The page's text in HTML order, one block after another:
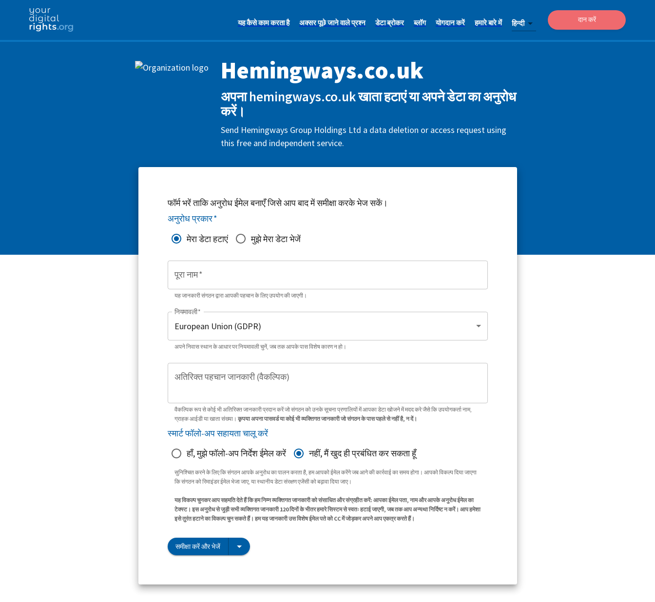
यह कैसे काम करता है अक्सर पूछे जाने वाले प्रश्न डेटा ब्रोकर ब्लॉग योगदान करें हमारे बारे में हिन्दी दान करें
Hemingways.co.uk
अपना hemingways.co.uk खाता हटाएं या अपने डेटा का अनुरोध
करें।
Send Hemingways Group Holdings Ltd a data deletion or access request using
this free and independent service.
फॉर्म भरें ताकि अनुरोध ईमेल बनाएँ जिसे आप बाद में समीक्षा करके भेज सकें।
अनुरोध प्रकार*
मेरा डेटा हटाएं
मुझे मेरा डेटा भेजें
पूरा नाम*
यह जानकारी संगठन द्वारा आपकी पहचान के लिए उपयोग की जाएगी।
नियमावली*
अपने निवास स्थान के आधार पर नियमावली चुनें, जब तक आपके पास विशेष कारण न हो।
अतिरिक्त पहचान जानकारी (वैकल्पिक)
वैकल्पिक रूप से कोई भी अतिरिक्त जानकारी प्रदान करें जो संगठन को उनके सूचना प्रणालियों में आपका डेटा खोजने में मदद करे जैसे कि उपयोगकर्ता नाम,
ग्राहक आईडी या खाता संख्या। कृपया अपना पासवर्ड या कोई भी व्यक्तिगत जानकारी जो संगठन के पास पहले से नहीं है, न दें।
स्मार्ट फॉलो-अप सहायता चालू करें
हाँ, मुझे फॉलो-अप निर्देश ईमेल करें
नहीं, मैं खुद ही प्रबंधित कर सकता हूँ
सुनिश्चित करने के लिए कि संगठन आपके अनुरोध का पालन करता है, हम आपको ईमेल करेंगे जब आगे की कार्रवाई का समय होगा। आपको विकल्प दिया जाएगा
कि संगठन को रिमाइंडर ईमेल भेजा जाए, या स्थानीय डेटा संरक्षण एजेंसी को बढ़ावा दिया जाए।
यह विकल्प चुनकर आप सहमति देते हैं कि हम निम्न व्यक्तिगत जानकारी को संसाधित और संग्रहीत करें: आपका ईमेल पता, नाम और आपके अनुरोध ईमेल का
टेक्स्ट। इस अनुरोध से जुड़ी सभी व्यक्तिगत जानकारी 120 दिनों के भीतर हमारे सिस्टम से स्वतः हटाई जाएगी, जब तक आप अन्यथा निर्दिष्ट न करें। आप हमेशा
इसे तुरंत हटाने का विकल्प चुन सकते हैं। हम यह जानकारी उस विशेष ईमेल पते को CC में जोड़कर अपने आप एकत्र करते हैं।
समीक्षा करें और भेजें